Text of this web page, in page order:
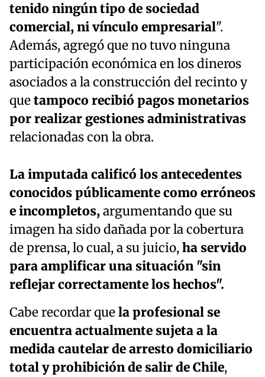
tenido ningún tipo de sociedad
comercial, ni vínculo empresarial".
Además, agregó que no tuvo ninguna
participación económica en los dineros
asociados a la construcción del recinto y
quetampoco recibió pagos monetarios
por realizar gestiones administrativas
relacionadas con la obra.
La imputada calificó los antecedentes
conocidos públicamente como erróneos
e incompletos,argumentando que su
imagen ha sido dañada por la cobertura
de prensa, lo cual, a su juicio,ha servido
para amplificar una situación "sin
reflejar correctamente los hechos".
Cabe recordar quela profesional se
encuentra actualmente sujeta a la
medida cautelar de arresto domiciliario
total y prohibición de salir de Chile,